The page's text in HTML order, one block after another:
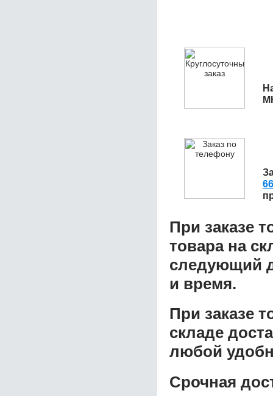
66
При заказе
товара на
следующий
и время.
При заказе
складе
любой
Срочная